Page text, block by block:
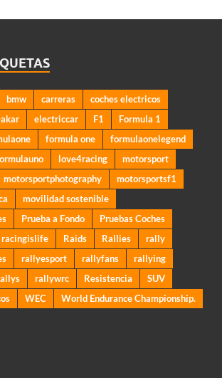
bmw carreras
coches electricos
electriccar F1
Formula 1
formula one
formulaonelegend
love4racing
motorsport
motorsportphotography
motorsportsf1
movilidad sostenible
Prueba a Fondo
Pruebas Coches
racingislife Raids Rallies
rally
rallyesport rallyfans
rallying
rallywrc Resistencia
SUV
WEC
World Endurance Championship.